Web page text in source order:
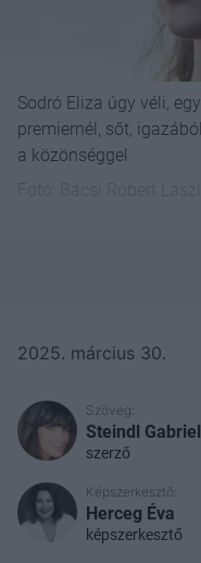
Sodró Eliza úgy véli,
premiernél, sőt,
a közönséggel
2025. március 30.
Szöveg:
Steindl
szerző
Képszerkesztő:
Herceg Éva
képszerkesztő